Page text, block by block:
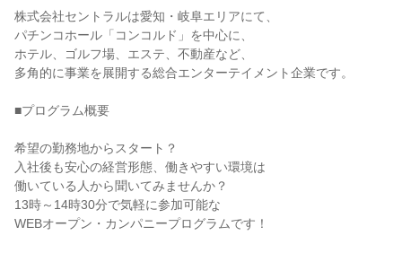
株式会社セントラルは愛知・岐阜エリアにて、
パチンコホール「コンコルド」を中心に、
ホテル、ゴルフ場、エステ、不動産など、
多角的に事業を展開する総合エンターテイメント企業です。
■プログラム概要
希望の勤務地からスタート？
入社後も安心の経営形態、働きやすい環境は
働いている人から聞いてみませんか？
13時～14時30分で気軽に参加可能な
WEBオープン・カンパニープログラムです！